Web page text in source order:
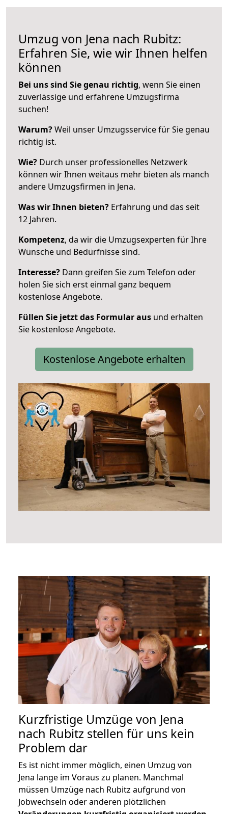
Umzug von Jena nach Rubitz:
Erfahren Sie, wie wir Ihnen helfen
können
Bei uns sind Sie genau richtig, wenn Sie einen
zuverlässige und erfahrene Umzugsfirma
suchen!
Warum?Weil unser Umzugsservice für Sie genau
richtig ist.
Wie? Durch unser professionelles Netzwerk
können wir Ihnen weitaus mehr bieten als manch
andere Umzugsfirmen in Jena.
Was wir Ihnen bieten? Erfahrung und das seit
12 Jahren.
Kompetenz, da wir die Umzugsexperten für Ihre
Wünsche und Bedürfnisse sind.
Interesse? Dann greifen Sie zum Telefon oder
holen Sie sich erst einmal ganz bequem
kostenlose Angebote.
Füllen Sie jetzt das Formular aus und erhalten
Sie kostenlose Angebote.
Kostenlose Angebote erhalten
Kurzfristige Umzüge von Jena
nach Rubitz stellen für uns kein
Problem dar
Es ist nicht immer möglich, einen Umzug von
Jena lange im Voraus zu planen. Manchmal
müssen Umzüge nach Rubitz aufgrund von
Jobwechseln oder anderen plötzlichen